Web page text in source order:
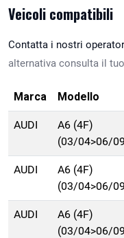
Veicoli compatibili
Contatta i nostri
alternativa consulta il
Marca Modello
AUDI
A6 (4F)
(03/04>06/
AUDI
A6 (4F)
(03/04>06/
AUDI
A6 (4F)
(03/04>06/